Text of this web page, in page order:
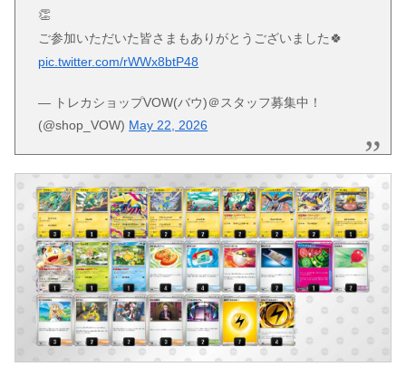
👏
ご参加いただいた皆さまもありがとうございました🍀
pic.twitter.com/rWWx8btP48
— トレカショップVOW(バウ)＠スタッフ募集中！
(@shop_VOW) May 22, 2026